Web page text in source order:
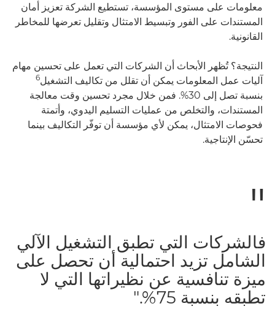
معلومات على مستوى المؤسسة، تستطيع الشركة تعزيز أمان
المستندات على الفور وتبسيط الامتثال وتقليل تعرضها للمخاطر
القانونية.
النتيجة؟ تُظهر الأبحاث أن الشركات التي تعمل على تحسين مهام
آليات عمل المعلومات يمكن أن تقلل من تكاليف التشغيل6
بنسبة تصل إلى 30%. فمن خلال مجرد تحسين وقت معالجة
المستندات، والتخلص من عمليات التسليم اليدوي، وأتمتة
فحوصات الامتثال، يمكن لأي مؤسسة أن توفّر التكاليف بينما
تحسّن الإنتاجية.
فالشركات التي تطبق التشغيل الآلي
الشامل تزيد احتمالية أن تحصل على
ميزة تنافسية عن نظيراتها التي لا
تطبقه بنسبة 75%."